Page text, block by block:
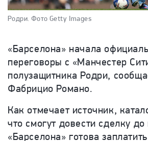
Родри. Фото Getty Images
«Барселона» начала
переговоры с «Манчестер
полузащитника Родри,
Фабрицио Романо.
Как отмечает источник,
что смогут довести сделку до
«Барселона» готова